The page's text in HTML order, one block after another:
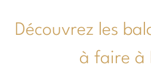
Découvrez les
à faire à